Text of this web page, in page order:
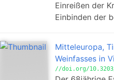
Einreißen der
Einbinden der
Mitteleuropa,
Weinfasses in
//doi.org/10.3203/